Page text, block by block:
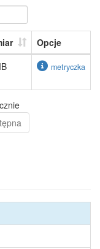
Opcje
metryczka